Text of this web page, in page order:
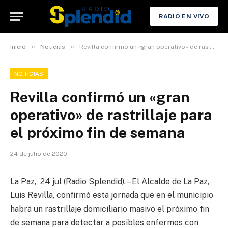
RADIO EN VIVO
Inicio » Noticias » Revilla confirmó un «gran operativo» de rastrillaje para el próximo fin de semana
NOTICIAS
Revilla confirmó un «gran
operativo» de rastrillaje para
el próximo fin de semana
24 de julio de 2020
La Paz, 24 jul (Radio Splendid). – El Alcalde de La Paz,
Luis Revilla, confirmó esta jornada que en el municipio
habrá un rastrillaje domiciliario masivo el próximo fin
de semana para detectar a posibles enfermos con